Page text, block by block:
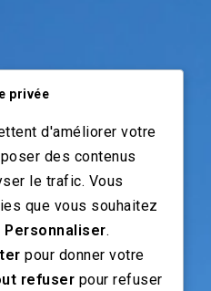
recruteurs
privée
d'améliorer votre
des contenus
le trafic. Vous
que vous souhaitez
Personnaliser.
pour donner votre
refuser pour refuser